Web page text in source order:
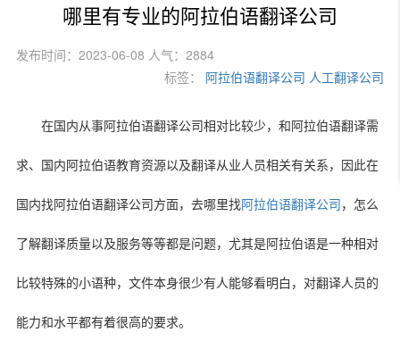
哪里有专业的阿拉伯语翻译公司
发布时间：2023-06-08 人气：2884
标签：
阿拉伯语翻译公司 人工翻译公司
在国内从事阿拉伯语翻译公司相对比较少，和阿拉伯语翻译需
求、国内阿拉伯语教育资源以及翻译从业人员相关有关系，因此在
国内找阿拉伯语翻译公司方面，去哪里找阿拉伯语翻译公司 ，怎么
了解翻译质量以及服务等等都是问题，尤其是阿拉伯语是一种相对
比较特殊的小语种，文件本身很少有人能够看明白，对翻译人员的
能力和水平都有着很高的要求。